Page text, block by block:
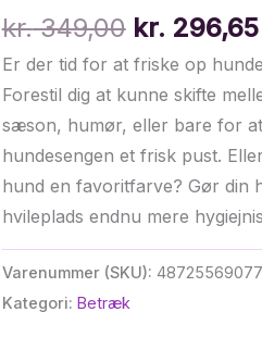
kr.349,00 Den
pris
var:
kr. 349,00.
kr. 296,65
Er der tid for at friske op
Forestil dig at kunne skifte
sæson, humør, eller bare for
hundesengen et frisk pust.
hund en favoritfarve? Gør din
hvileplads endnu mere
Varenummer (SKU):
Kategori: Betræk